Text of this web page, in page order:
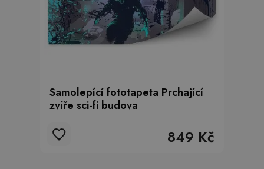
Samolepící fototapeta Prchající
zvíře sci-fi budova
849 Kč